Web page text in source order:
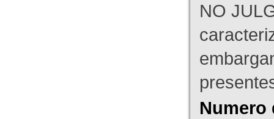
NO
Numero